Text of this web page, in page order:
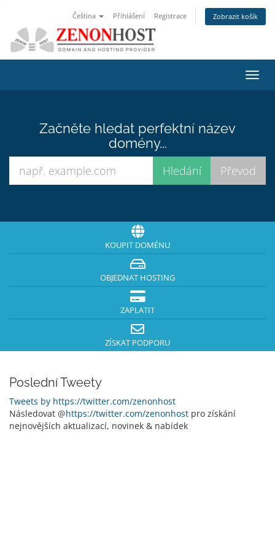
Čeština Přihlášení Registrace Zobrazit košík
Začněte hledat perfektní název
domény...
KOUPIT DOMÉNU
OBJEDNAT HOSTING
ZAPLATIT
ZÍSKAT PODPORU
Poslední Tweety
Tweets by https://twitter.com/zenonhost
Následovat @https://twitter.com/zenonhost pro získání
nejnovějších aktualizací, novinek & nabídek